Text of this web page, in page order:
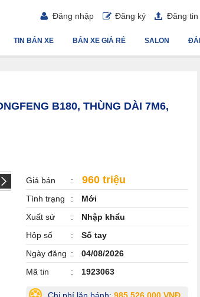
Đăng nhập Đăng ký Đăng tin
SALON
BÁN XE GIÁ RẺ
TIN BÁN XE
B180, THÙNG DÀI 7M6,
Giá bán 960 triệu
Tình trạng
Mới
Xuất sứ
Nhập khẩu
Hộp số
Số tay
Ngày đăng
04/08/2026
Mã tin
1923063